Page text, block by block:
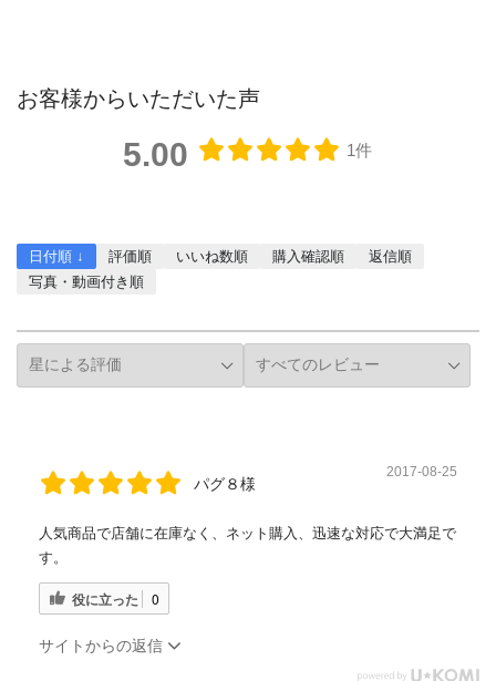
お客様からいただいた声
5.00 1件
日付順 ↓ 評価順 いいね数順 購入確認順
返信順
写真・動画付き順
パグ８様
2017-08-25
人気商品で店舗に在庫なく、ネット購入、迅速な対応で大満足で
す。
役に立った 0
サイトからの返信